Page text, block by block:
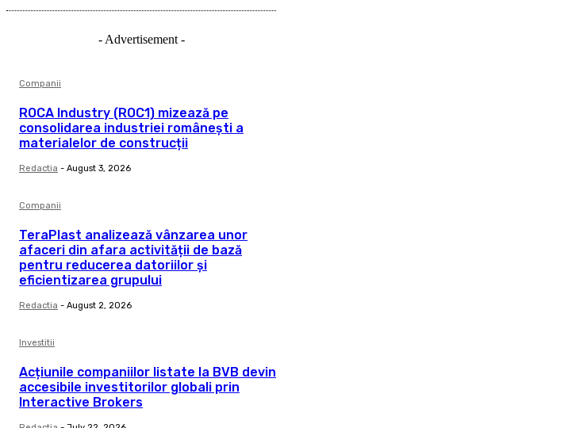
- Advertisement -
Companii
ROCA Industry (ROC1) mizează pe
consolidarea industriei românești a
materialelor de construcții
Redactia - August 3, 2026
Companii
TeraPlast analizează vânzarea unor
afaceri din afara activității de bază
pentru reducerea datoriilor și
eficientizarea grupului
Redactia - August 2, 2026
Investitii
Acțiunile companiilor listate la BVB devin
accesibile investitorilor globali prin
Interactive Brokers